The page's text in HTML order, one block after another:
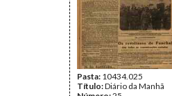
Pasta: 10434.025
Título:Diário da Manhã